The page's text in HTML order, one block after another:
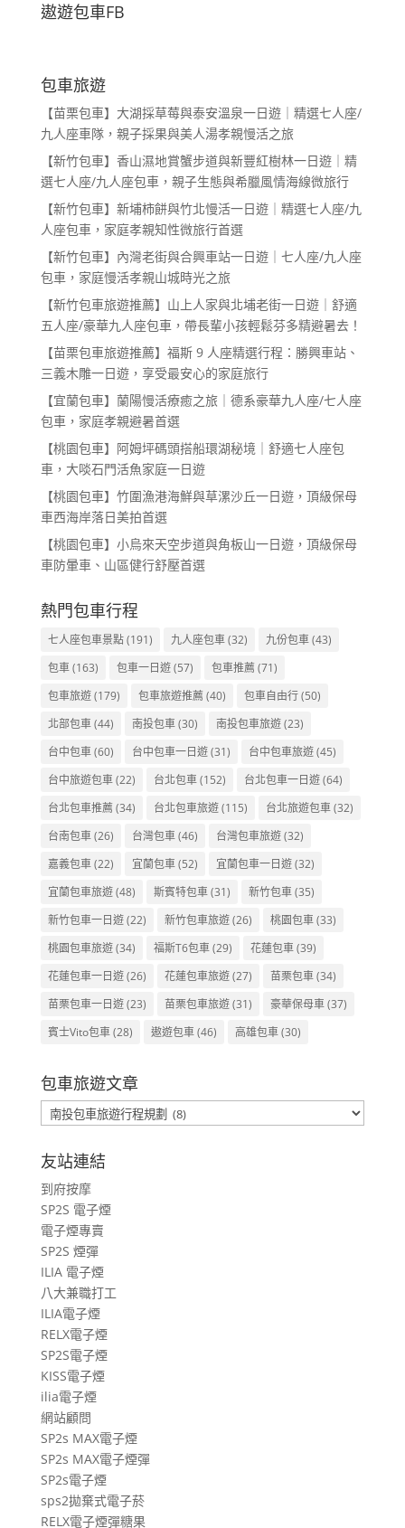
遨遊包車FB
包車旅遊
【苗栗包車】大湖採草莓與泰安溫泉一日遊｜精選七人座/
九人座車隊，親子採果與美人湯孝親慢活之旅
【新竹包車】香山濕地賞蟹步道與新豐紅樹林一日遊｜精
選七人座/九人座包車，親子生態與希臘風情海線微旅行
【新竹包車】新埔柿餅與竹北慢活一日遊｜精選七人座/九
人座包車，家庭孝親知性微旅行首選
【新竹包車】內灣老街與合興車站一日遊｜七人座/九人座
包車，家庭慢活孝親山城時光之旅
【新竹包車旅遊推薦】山上人家與北埔老街一日遊｜舒適
五人座/豪華九人座包車，帶長輩小孩輕鬆芬多精避暑去！
【苗栗包車旅遊推薦】福斯 9 人座精選行程：勝興車站、
三義木雕一日遊，享受最安心的家庭旅行
【宜蘭包車】蘭陽慢活療癒之旅｜德系豪華九人座/七人座
包車，家庭孝親避暑首選
【桃園包車】阿姆坪碼頭搭船環湖秘境｜舒適七人座包
車，大啖石門活魚家庭一日遊
【桃園包車】竹圍漁港海鮮與草漯沙丘一日遊，頂級保母
車西海岸落日美拍首選
【桃園包車】小烏來天空步道與角板山一日遊，頂級保母
車防暈車、山區健行舒壓首選
熱門包車行程
七人座包車景點(191) 九人座包車(32) 九份包車(43)
包車(163) 包車一日遊(57) 包車推薦(71)
包車旅遊(179) 包車旅遊推薦(40) 包車自由行(50)
北部包車(44) 南投包車(30) 南投包車旅遊(23)
台中包車(60) 台中包車一日遊(31) 台中包車旅遊(45)
台中旅遊包車(22) 台北包車(152) 台北包車一日遊(64)
台北包車推薦(34) 台北包車旅遊(115) 台北旅遊包車(32)
台南包車(26) 台灣包車(46) 台灣包車旅遊(32)
嘉義包車(22) 宜蘭包車(52) 宜蘭包車一日遊(32)
宜蘭包車旅遊(48) 斯賓特包車(31) 新竹包車(35)
新竹包車一日遊(22) 新竹包車旅遊(26) 桃園包車(33)
桃園包車旅遊(34) 福斯T6包車(29) 花蓮包車(39)
花蓮包車一日遊(26) 花蓮包車旅遊(27) 苗栗包車(34)
苗栗包車一日遊(23) 苗栗包車旅遊(31) 豪華保母車(37)
賓士Vito包車(28) 遨遊包車(46) 高雄包車(30)
包車旅遊文章
包
車
旅
遊
文
章
友站連結
到府按摩
SP2S 電子煙
電子煙專賣
SP2S 煙彈
ILIA 電子煙
八大兼職打工
ILIA電子煙
RELX電子煙
SP2S電子煙
KISS電子煙
ilia電子煙
網站顧問
SP2s MAX電子煙
SP2s MAX電子煙彈
SP2s電子煙
sps2拋棄式電子菸
RELX電子煙彈糖果